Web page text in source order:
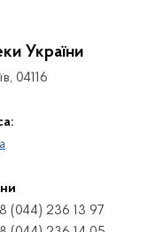
України
04116
(044) 236 13 97